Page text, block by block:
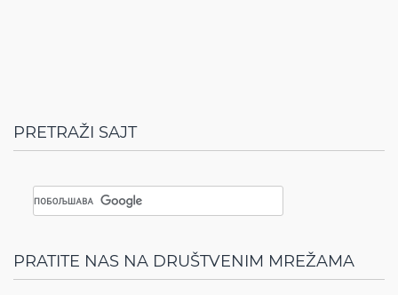
PRETRAŽI SAJT
PRATITE NAS NA DRUŠTVENIM MREŽAMA